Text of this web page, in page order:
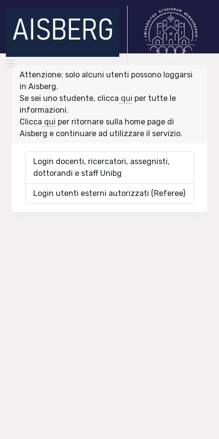
Attenzione: solo alcuni utenti possono loggarsi
in Aisberg.
Se sei uno studente, clicca qui per tutte le
informazioni.
Clicca qui per ritornare sulla home page di
Aisberg e continuare ad utilizzare il servizio.
Login docenti, ricercatori, assegnisti,
dottorandi e staff Unibg
Login utenti esterni autorizzati (Referee)